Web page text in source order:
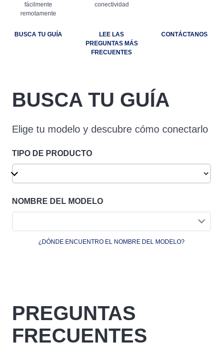
fácilmente
remotamente
conectividad
BUSCA TU GUÍA
LEE LAS
PREGUNTAS MÁS
FRECUENTES
CONTÁCTANOS
BUSCA TU GUÍA
Elige tu modelo y descubre cómo conectarlo
TIPO DE PRODUCTO
NOMBRE DEL MODELO
¿DÓNDE ENCUENTRO EL NOMBRE DEL MODELO?
PREGUNTAS
FRECUENTES